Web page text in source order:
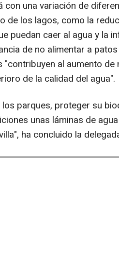
con una variación de
de los lagos, como la
puedan caer al agua y la
de no alimentar a
al aumento de
de la calidad del agua".
parques, proteger su
unas láminas de
ha concluido la